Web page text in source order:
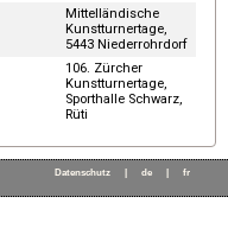
Mittelländische
Kunstturnertage,
5443 Niederrohrdorf
106. Zürcher
Kunstturnertage,
Sporthalle Schwarz,
Rüti
Datenschutz de fr